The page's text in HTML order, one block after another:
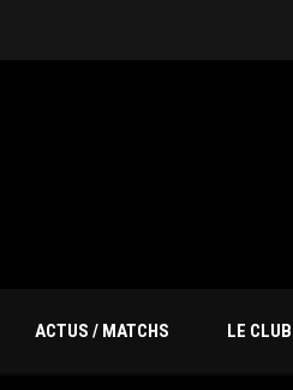
ACTUS / MATCHS LE CLUB